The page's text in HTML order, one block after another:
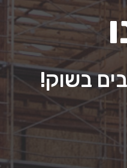
בשוק!